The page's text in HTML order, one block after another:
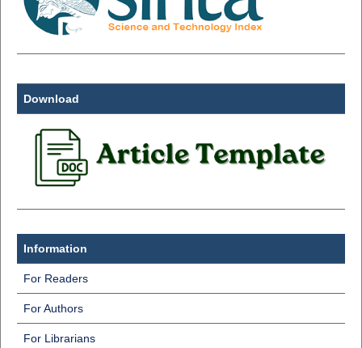
Download
Information
For Readers
For Authors
For Librarians